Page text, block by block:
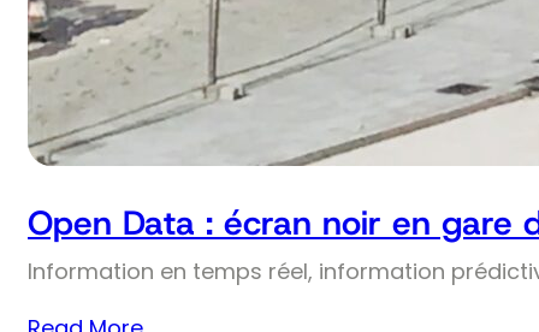
Open Data : écran noir en gare
Information en temps réel, information